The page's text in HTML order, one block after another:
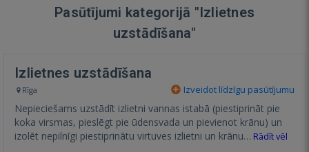
Pasūtījumi kategorijā "Izlietnes
uzstādīšana"
Izlietnes uzstādīšana
Rīga Izveidot līdzīgu pasūtījumu
Nepieciešams uzstādīt izlietni vannas istabā (piestiprināt pie
koka virsmas, pieslēgt pie ūdensvada un pievienot krānu) un
izolēt nepilnīgi piestiprinātu virtuves izlietni un krānu… Rādīt vēl